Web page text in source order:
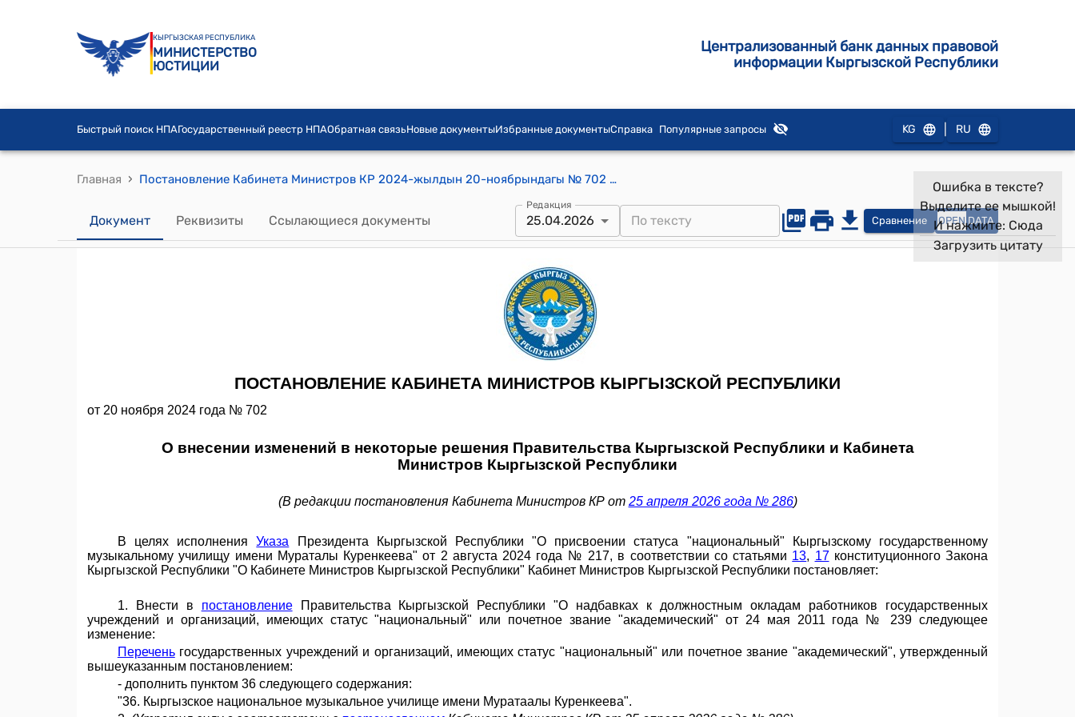
КЫРГЫЗСКАЯ РЕСПУБЛИКА
МИНИСТЕРСТВО
ЮСТИЦИИ
Централизованный банк данных правовой
информации Кыргызской Республики
Быстрый поиск НПАГосударственный реестр НПАОбратная связьНовые документыИзбранные документыСправка Популярные запросы KG RU
Главная › Постановление Кабинета Министров КР 2024-жылдын 20-ноябрындагы № 702 "Кыргыз Республикасынын Өкмөтүнүн жана Кыргыз Республикасынын Министрлер Кабинетинин айрым чечимдерине өзгөртүүлөрдү киргизүү жөнүндө" токтому
Документ Реквизиты Ссылающиеся документы
Редакция
25.04.2026 Сравнение OPEN DATA
Ошибка в тексте?
Выделите ее мышкой!
И нажмите: Сюда
Загрузить цитату